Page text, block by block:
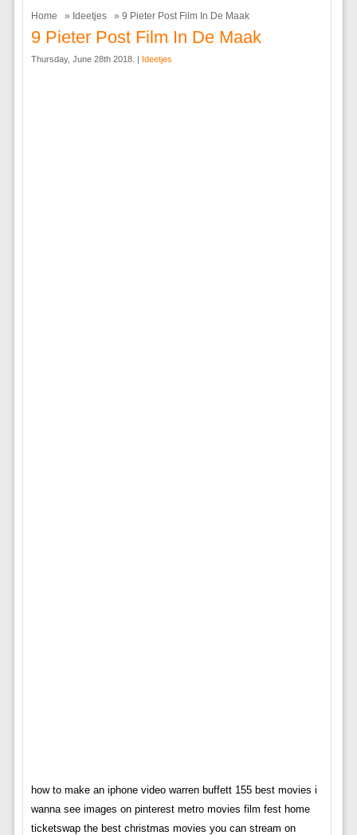
Home » Ideetjes » 9 Pieter Post Film In De Maak
9 Pieter Post Film In De Maak
Thursday, June 28th 2018. | Ideetjes
how to make an iphone video warren buffett 155 best movies i
wanna see images on pinterest metro movies film fest home
ticketswap the best christmas movies you can stream on